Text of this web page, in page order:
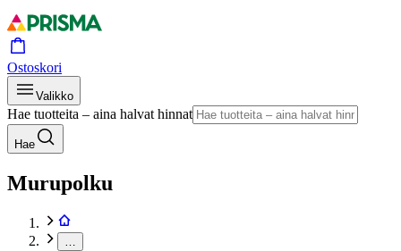
Ostoskori
Valikko
Hae tuotteita – aina halvat hinnat
Hae
Murupolku